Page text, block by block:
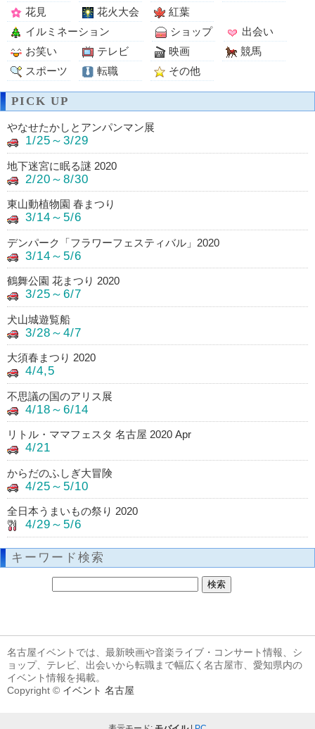
花見
花火大会
紅葉
イルミネーション
ショップ
出会い
お笑い
テレビ 映画
競馬
スポーツ
転職 その他
PICK UP
やなせたかしとアンパンマン展
1/25～3/29
地下迷宮に眠る謎 2020
2/20～8/30
東山動植物園 春まつり
3/14～5/6
デンパーク「フラワーフェスティバル」2020
3/14～5/6
鶴舞公園 花まつり 2020
3/25～6/7
犬山城遊覧船
3/28～4/7
大須春まつり 2020
4/4,5
不思議の国のアリス展
4/18～6/14
リトル・ママフェスタ 名古屋 2020 Apr
4/21
からだのふしぎ大冒険
4/25～5/10
全日本うまいもの祭り 2020
4/29～5/6
キーワード検索
名古屋イベントでは、最新映画や音楽ライブ・コンサート情報、シ
ョップ、テレビ、出会いから転職まで幅広く名古屋市、愛知県内の
イベント情報を掲載。
Copyright © イベント 名古屋